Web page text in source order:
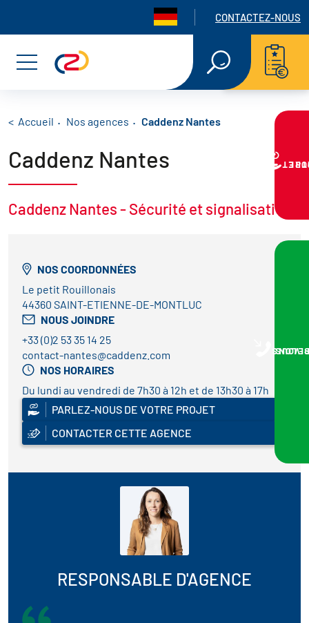
au
au
principal
au
de
page
Navigation
CONTACTEZ-NOUS
Menu
TEXTE
Fil d'Ariane
Accueil Nos agences Caddenz Nantes
Caddenz Nantes
Caddenz Nantes - Sécurité et signalisation
NOS COORDONNÉES
Le petit Rouillonais
44360 SAINT-ETIENNE-DE-MONTLUC
NOUS JOINDRE
+33 (0)2 53 35 14 25
contact-nantes@caddenz.com
NOS HORAIRES
Du lundi au vendredi de 7h30 à 12h et de 13h30 à 17h
PARLEZ-NOUS DE VOTRE PROJET
CONTACTER CETTE AGENCE
RESPONSABLE D'AGENCE
VOTRE
NOUS VOUS
Panneau de gestion des cookies